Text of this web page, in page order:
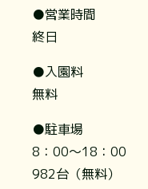
●営業時間
終日
●入園料
無料
●駐車場
8：00〜18：00
982台（無料）